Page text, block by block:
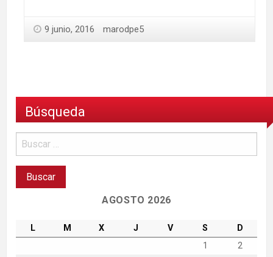
9 junio, 2016 marodpe5
Búsqueda
AGOSTO 2026
L M X J V S
D
1
2